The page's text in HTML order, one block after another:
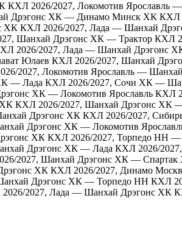
КХЛ 2026/2027, Локомотив Ярославль
Дрэгонс ХК — Динамо Минск ХК КХЛ
ХК КХЛ 2026/2027, Лада — Шанхай
Шанхай Дрэгонс ХК — Трактор КХЛ
2026/2027, Лада — Шанхай Дрэгонс
Юлаев КХЛ 2026/2027, Шанхай
2027, Локомотив Ярославль —
— Лада КХЛ 2026/2027, Сочи ХК —
ХК — Локомотив Ярославль КХЛ
КХЛ 2026/2027, Шанхай Дрэгонс ХК
Дрэгонс ХК КХЛ 2026/2027,
Дрэгонс ХК — Локомотив
ХК КХЛ 2026/2027, Торпедо НН —
Дрэгонс ХК — Лада КХЛ 2026/
2027, Шанхай Дрэгонс ХК —
ХК КХЛ 2026/2027, Динамо
Дрэгонс ХК — Торпедо НН КХЛ
2027, Лада — Шанхай Дрэгонс ХК